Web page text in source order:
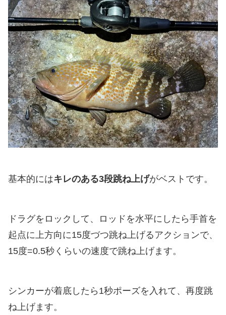
基本的にはキレのある3段跳ね上げがベストです。
ドラグをロックして、ロッドを水平にしたら手首を
起点に上方向に15度づつ跳ね上げるアクションで、
15度=0.5秒くらいの速度で跳ね上げます。
シンカーが着底したら1秒ポーズを入れて、再度跳
ね上げます。